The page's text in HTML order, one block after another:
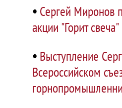
• Сергей Миронов
акции "Горит свеча"
• Выступление
Всероссийском